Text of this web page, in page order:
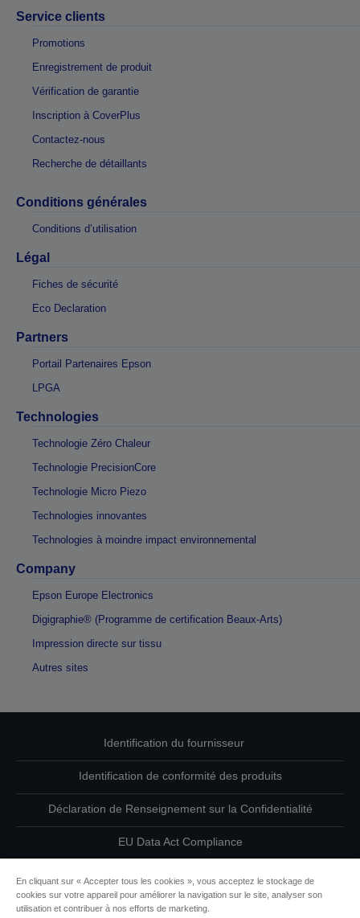
Service clients
Promotions
Enregistrement de produit
Vérification de garantie
Inscription à CoverPlus
Contactez-nous
Recherche de détaillants
Conditions générales
Conditions d’utilisation
Légal
Fiches de sécurité
Eco Declaration
Partners
Portail Partenaires Epson
LPGA
Technologies
Technologie Zéro Chaleur
Technologie PrecisionCore
Technologie Micro Piezo
Technologies innovantes
Technologies à moindre impact environnemental
Company
Epson Europe Electronics
Digigraphie® (Programme de certification Beaux-Arts)
Impression directe sur tissu
Autres sites
Identification du fournisseur
Identification de conformité des produits
Déclaration de Renseignement sur la Confidentialité
EU Data Act Compliance
Informations sur les cookies
En cliquant sur « Accepter tous les cookies », vous acceptez le stockage de
cookies sur votre appareil pour améliorer la navigation sur le site, analyser son
utilisation et contribuer à nos efforts de marketing.